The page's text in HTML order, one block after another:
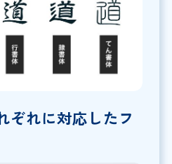
ぞれに対応したフ